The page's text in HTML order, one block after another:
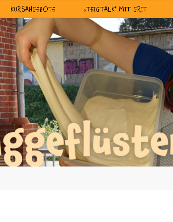
KURSANGEBOTE ‚TEIGTALK‘ MIT GRIT